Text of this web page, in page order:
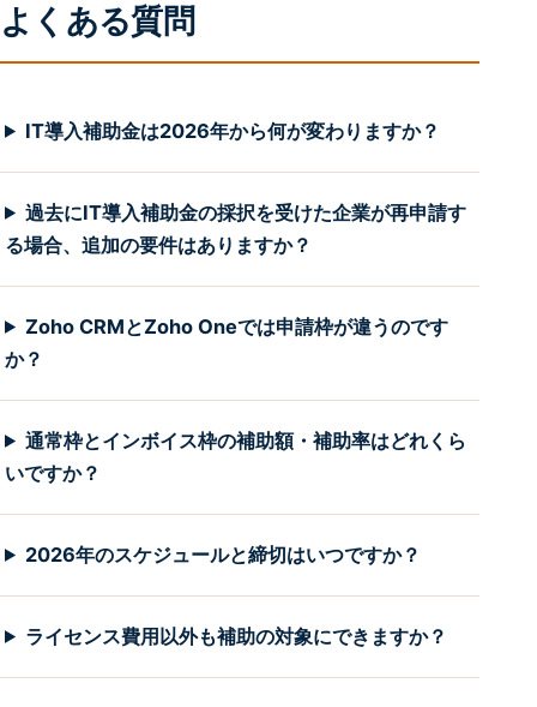
よくある質問
IT導入補助金は2026年から何が変わりますか？
過去にIT導入補助金の採択を受けた企業が再申請す
る場合、追加の要件はありますか？
Zoho CRMとZoho Oneでは申請枠が違うのです
か？
通常枠とインボイス枠の補助額・補助率はどれくら
いですか？
2026年のスケジュールと締切はいつですか？
ライセンス費用以外も補助の対象にできますか？